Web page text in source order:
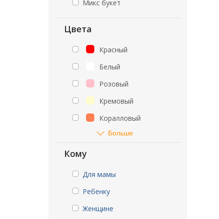
Микс букет
Цвета
Красный
Белый
Розовый
Кремовый
Коралловый
Больше
Кому
Для мамы
Ребенку
Женщине